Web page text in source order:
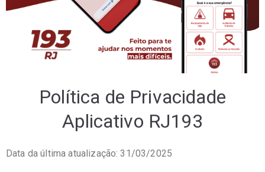
Política de Privacidade
Aplicativo RJ193
Data da última atualização: 31/03/2025